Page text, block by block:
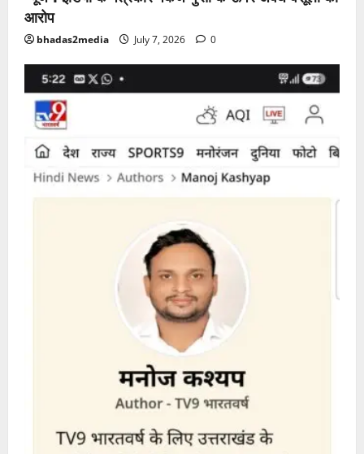
आरोप
bhadas2media July 7, 2026 0